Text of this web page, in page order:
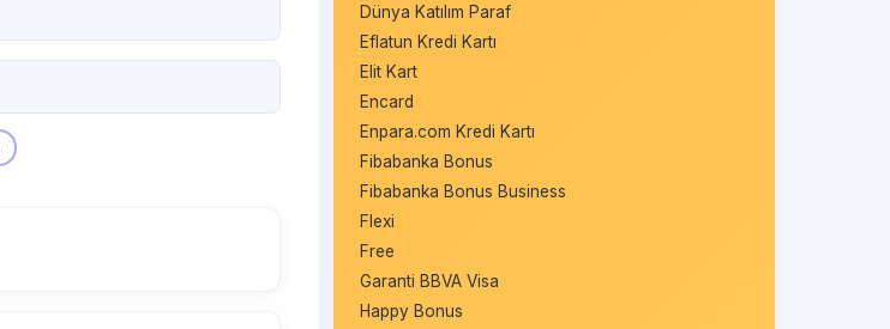
Dünya Katılım Paraf
Eflatun Kredi Kartı
Elit Kart
Encard
Enpara.com Kredi Kartı
Fibabanka Bonus
Fibabanka Bonus Business
Flexi
Free
Garanti BBVA Visa
Happy Bonus